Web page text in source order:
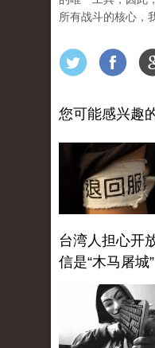
所有战斗的核心，
您可能感兴趣
台湾人担心开
信是“木马屠城”